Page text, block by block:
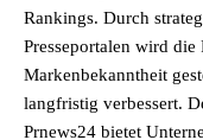
Rankings. Durch
Presseportalen wird
Markenbekanntheit
langfristig verbessert.
Prnews24 bietet